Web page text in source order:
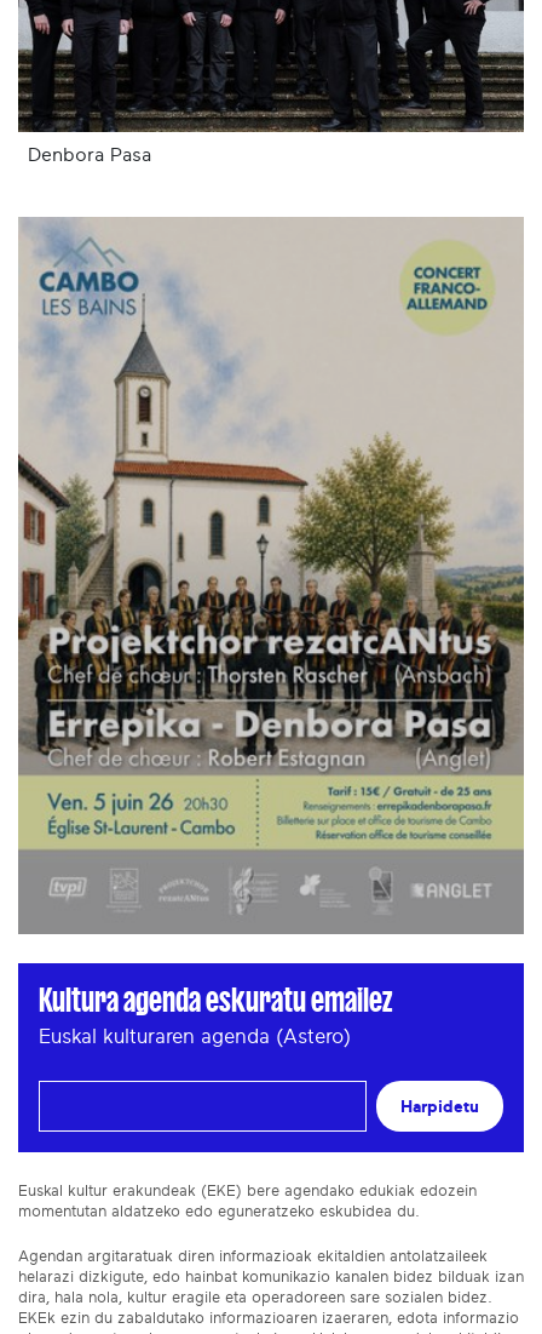
Denbora Pasa
Kultura agenda eskuratu emailez
Euskal kulturaren agenda (Astero)
Harpidetu
Euskal kultur erakundeak (EKE) bere agendako edukiak edozein
momentutan aldatzeko edo eguneratzeko eskubidea du.
Agendan argitaratuak diren informazioak ekitaldien antolatzaileek
helarazi dizkigute, edo hainbat komunikazio kanalen bidez bilduak izan
dira, hala nola, kultur eragile eta operadoreen sare sozialen bidez.
EKEk ezin du zabaldutako informazioaren izaeraren, edota informazio